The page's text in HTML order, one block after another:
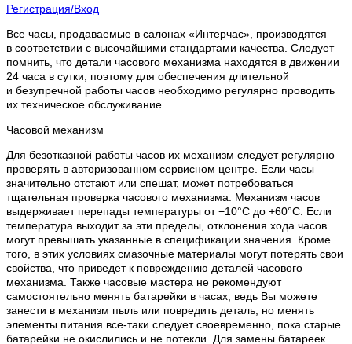
Регистрация/Вход
Все часы, продаваемые в салонах «Интерчас», производятся
в соответствии с высочайшими стандартами качества. Следует
помнить, что детали часового механизма находятся в движении
24 часа в сутки, поэтому для обеспечения длительной
и безупречной работы часов необходимо регулярно проводить
их техническое обслуживание.
Часовой механизм
Для безотказной работы часов их механизм следует регулярно
проверять в авторизованном сервисном центре. Если часы
значительно отстают или спешат, может потребоваться
тщательная проверка часового механизма. Механизм часов
выдерживает перепады температуры от −10°C до +60°C. Если
температура выходит за эти пределы, отклонения хода часов
могут превышать указанные в спецификации значения. Кроме
того, в этих условиях смазочные материалы могут потерять свои
свойства, что приведет к повреждению деталей часового
механизма. Также часовые мастера не рекомендуют
самостоятельно менять батарейки в часах, ведь Вы можете
занести в механизм пыль или повредить деталь, но менять
элементы питания все-таки следует своевременно, пока старые
батарейки не окислились и не потекли. Для замены батареек